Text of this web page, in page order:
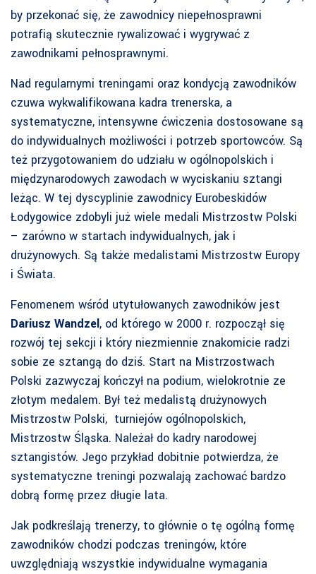
by przekonać się, że zawodnicy niepełnosprawni
potrafią skutecznie rywalizować i wygrywać z
zawodnikami pełnosprawnymi.
Nad regularnymi treningami oraz kondycją zawodników
czuwa wykwalifikowana kadra trenerska, a
systematyczne, intensywne ćwiczenia dostosowane są
do indywidualnych możliwości i potrzeb sportowców. Są
też przygotowaniem do udziału w ogólnopolskich i
międzynarodowych zawodach w wyciskaniu sztangi
leżąc. W tej dyscyplinie zawodnicy Eurobeskidów
Łodygowice zdobyli już wiele medali Mistrzostw Polski
– zarówno w startach indywidualnych, jak i
drużynowych. Są także medalistami Mistrzostw Europy
i Świata.
Fenomenem wśród utytułowanych zawodników jest
Dariusz Wandzel, od którego w 2000 r. rozpoczął się
rozwój tej sekcji i który niezmiennie znakomicie radzi
sobie ze sztangą do dziś. Start na Mistrzostwach
Polski zazwyczaj kończył na podium, wielokrotnie ze
złotym medalem. Był też medalistą drużynowych
Mistrzostw Polski, turniejów ogólnopolskich,
Mistrzostw Śląska. Należał do kadry narodowej
sztangistów. Jego przykład dobitnie potwierdza, że
systematyczne treningi pozwalają zachować bardzo
dobrą formę przez długie lata.
Jak podkreślają trenerzy, to głównie o tę ogólną formę
zawodników chodzi podczas treningów, które
uwzględniają wszystkie indywidualne wymagania